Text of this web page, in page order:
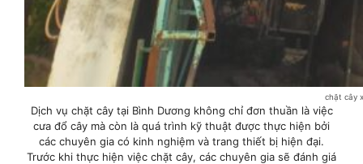
chặt cây
Dịch vụ chặt cây tại Bình Dương không chỉ đơn thuần là việc
cưa đổ cây mà còn là quá trình kỹ thuật được thực hiện bởi
các chuyên gia có kinh nghiệm và trang thiết bị hiện đại.
Trước khi thực hiện việc chặt cây, các chuyên gia sẽ đánh giá